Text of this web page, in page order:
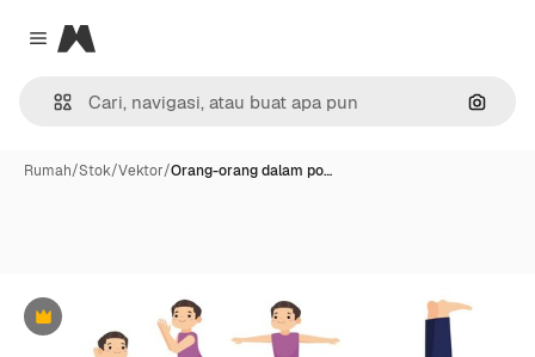
Close menu
Magnific
Rumah/Stok/Vektor/Orang-orang dalam po…
Premium